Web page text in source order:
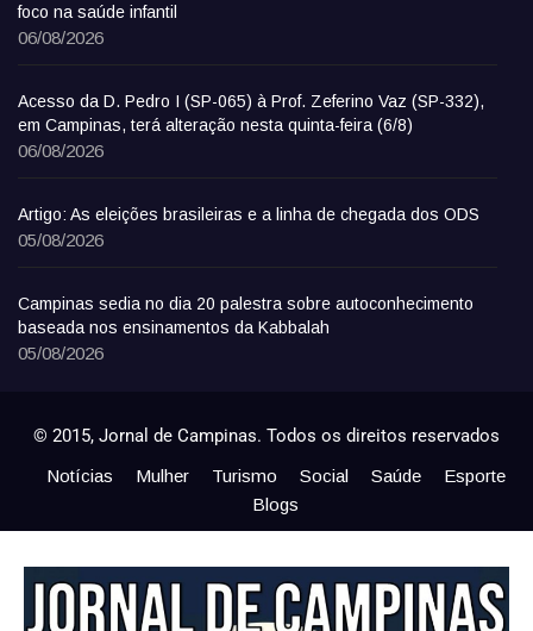
foco na saúde infantil
06/08/2026
Acesso da D. Pedro I (SP-065) à Prof. Zeferino Vaz (SP-332),
em Campinas, terá alteração nesta quinta-feira (6/8)
06/08/2026
Artigo: As eleições brasileiras e a linha de chegada dos ODS
05/08/2026
Campinas sedia no dia 20 palestra sobre autoconhecimento
baseada nos ensinamentos da Kabbalah
05/08/2026
© 2015, Jornal de Campinas. Todos os direitos reservados
Notícias Mulher Turismo Social Saúde
Esporte
Blogs